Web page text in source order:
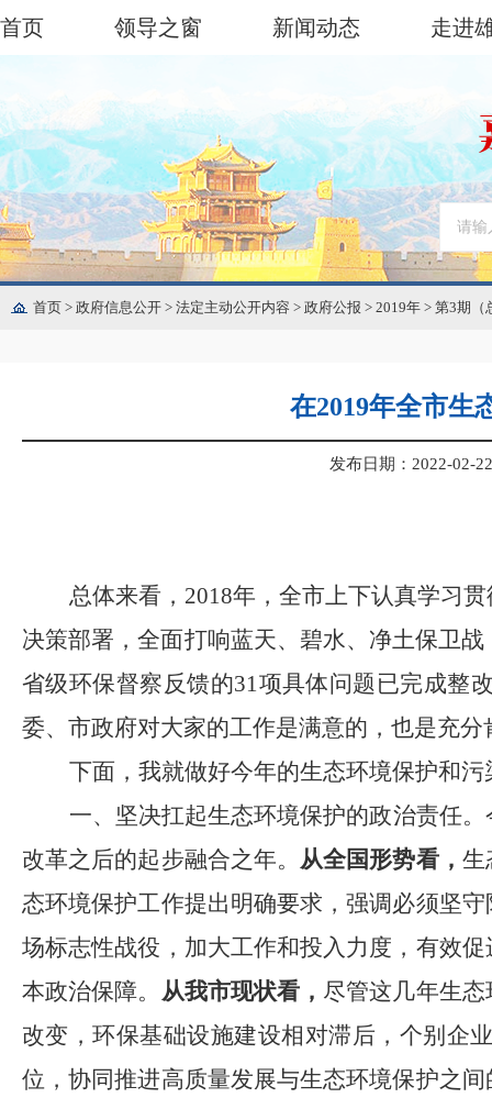
首页 领导之窗 新闻动态 走进
首页 > 政府信息公开 > 法定主动公开内容 > 政府公报 > 2019年 > 第3期（
在2019年全市生
发布日期：2022-02-
总体来看， 2018年，全市上下认真学习
决策部署，全面打响蓝天、碧水、净土保卫
省级环保督察反馈的31项具体问题已完成整
委、市政府对大家的工作是满意的，也是充分
下面，我就做好今年的生态环境保护和
一、坚决扛起生态环境保护的政治责任。
改革之后的起步融合之年。 从全国形势看， 生
态环境保护工作提出明确要求，强调必须坚
场标志性战役，加大工作和投入力度，有效
本政治保障。 从我市现状看， 尽管这几年生
改变，环保基础设施建设相对滞后，个别企
位，协同推进高质量发展与生态环境保护之